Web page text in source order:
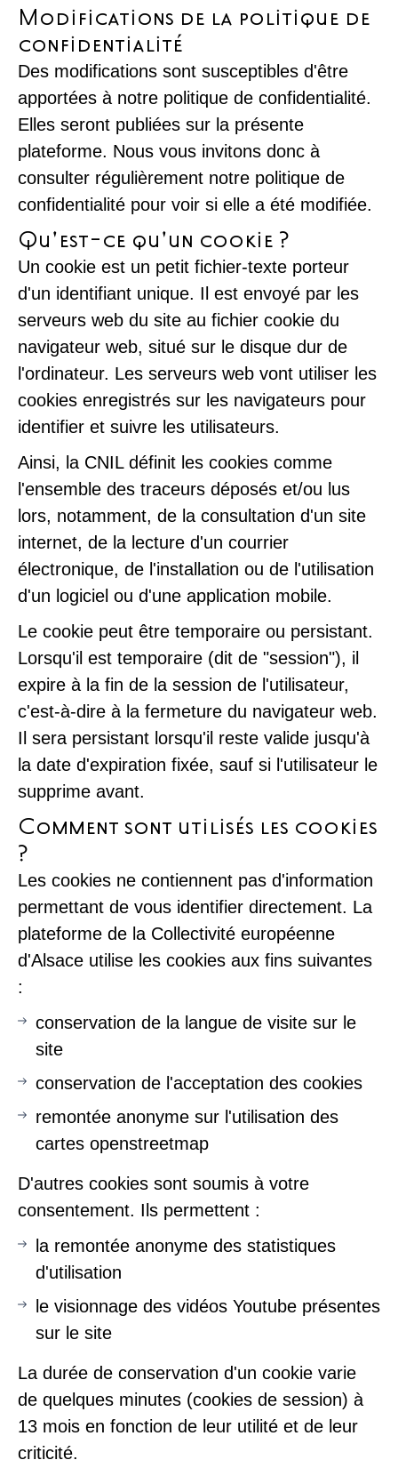
Modifications de la politique de
confidentialité
Des modifications sont susceptibles d'être
apportées à notre politique de confidentialité.
Elles seront publiées sur la présente
plateforme. Nous vous invitons donc à
consulter régulièrement notre politique de
confidentialité pour voir si elle a été modifiée.
Qu'est-ce qu'un cookie ?
Un cookie est un petit fichier-texte porteur
d'un identifiant unique. Il est envoyé par les
serveurs web du site au fichier cookie du
navigateur web, situé sur le disque dur de
l'ordinateur. Les serveurs web vont utiliser les
cookies enregistrés sur les navigateurs pour
identifier et suivre les utilisateurs.
Ainsi, la CNIL définit les cookies comme
l'ensemble des traceurs déposés et/ou lus
lors, notamment, de la consultation d'un site
internet, de la lecture d'un courrier
électronique, de l'installation ou de l'utilisation
d'un logiciel ou d'une application mobile.
Le cookie peut être temporaire ou persistant.
Lorsqu'il est temporaire (dit de "session"), il
expire à la fin de la session de l'utilisateur,
c'est-à-dire à la fermeture du navigateur web.
Il sera persistant lorsqu'il reste valide jusqu'à
la date d'expiration fixée, sauf si l'utilisateur le
supprime avant.
Comment sont utilisés les cookies
?
Les cookies ne contiennent pas d'information
permettant de vous identifier directement. La
plateforme de la Collectivité européenne
d'Alsace utilise les cookies aux fins suivantes
:
conservation de la langue de visite sur le
site
conservation de l'acceptation des cookies
remontée anonyme sur l'utilisation des
cartes openstreetmap
D'autres cookies sont soumis à votre
consentement. Ils permettent :
la remontée anonyme des statistiques
d'utilisation
le visionnage des vidéos Youtube présentes
sur le site
La durée de conservation d'un cookie varie
de quelques minutes (cookies de session) à
13 mois en fonction de leur utilité et de leur
criticité.